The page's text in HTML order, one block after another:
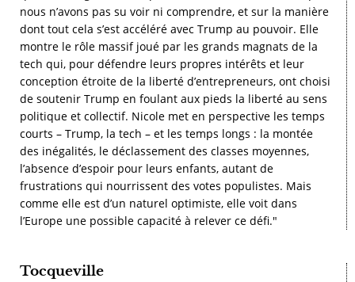
nous n’avons pas su voir ni comprendre, et sur la manière
dont tout cela s’est accéléré avec Trump au pouvoir. Elle
montre le rôle massif joué par les grands magnats de la
tech qui, pour défendre leurs propres intérêts et leur
conception étroite de la liberté d’entrepreneurs, ont choisi
de soutenir Trump en foulant aux pieds la liberté au sens
politique et collectif. Nicole met en perspective les temps
courts – Trump, la tech – et les temps longs : la montée
des inégalités, le déclassement des classes moyennes,
l’absence d’espoir pour leurs enfants, autant de
frustrations qui nourrissent des votes populistes. Mais
comme elle est d’un naturel optimiste, elle voit dans
l’Europe une possible capacité à relever ce défi."
Tocqueville